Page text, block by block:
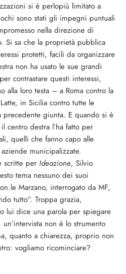
si è perlopiù limitato a
sono stati gli impegni puntuali
nella direzione di
Si sa che la proprietà pubblica
protetti, facili da organizzare
non ha usato le sue grandi
contrastare questi interessi,
alla loro testa – a Roma contro la
in Sicilia contro tutte le
precedente giunta. E quando si è
centro destra l’ha fatto per
quelli che fanno capo alle
municipalizzate.
scritte per Ideazione, Silvio
tema nessuno dei suoi
Marzano, interrogato da MF,
tutto”. Troppa grazia,
lui dice una parola per spiegare
non è lo strumento
quanto a chiarezza, proprio non
vogliamo ricominciare?